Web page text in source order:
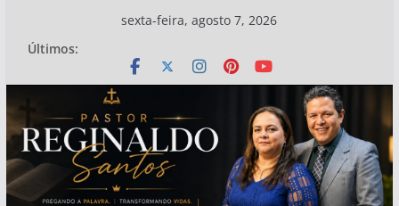
conteúdo
sexta-feira, agosto 7, 2026
Últimos: